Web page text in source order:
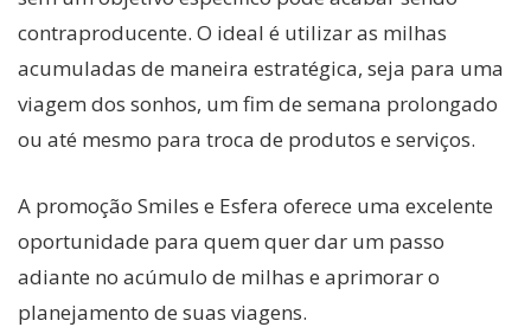
contraproducente. O ideal é utilizar as milhas
acumuladas de maneira estratégica, seja para uma
viagem dos sonhos, um fim de semana prolongado
ou até mesmo para troca de produtos e serviços.
A promoção Smiles e Esfera oferece uma excelente
oportunidade para quem quer dar um passo
adiante no acúmulo de milhas e aprimorar o
planejamento de suas viagens.